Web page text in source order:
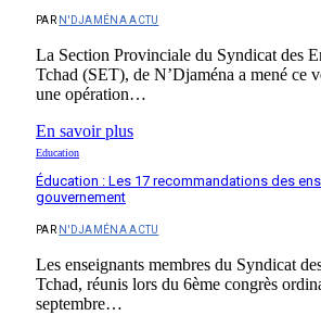
PAR N'DJAMÉNA ACTU
La Section Provinciale du Syndicat des
Tchad (SET), de N’Djaména a mené ce
une opération…
En savoir plus
Education
Éducation : Les 17 recommandations des
gouvernement
PAR N'DJAMÉNA ACTU
Les enseignants membres du Syndicat
Tchad, réunis lors du 6ème congrès
septembre…